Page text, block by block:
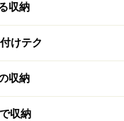
収納
けテク
収納
収納